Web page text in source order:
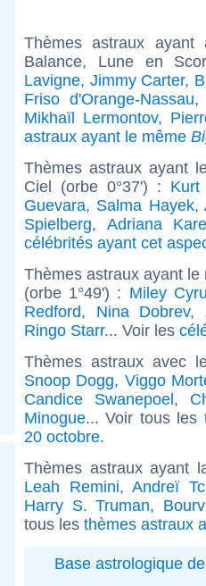
Thèmes astraux
Balance, Lune en
Lavigne, Jimmy Carter,
Friso d'Orange-Nassau
Mikhaïl Lermontov,
astraux ayant le même
Thèmes astraux ayant
Ciel (orbe 0°37') : Kurt
Guevara, Salma Hayek,
Spielberg, Adriana
célébrités ayant cet
Thèmes astraux ayant
(orbe 1°49') : Miley
Redford, Nina Dobrev,
Ringo Starr... Voir les
Thèmes astraux avec
Snoop Dogg, Viggo
Candice Swanepoel,
Minogue... Voir tous les
20 octobre.
Thèmes astraux ayant
Leah Remini,Andreï
Harry S. Truman,
tous les thèmes astraux
Base astrologique